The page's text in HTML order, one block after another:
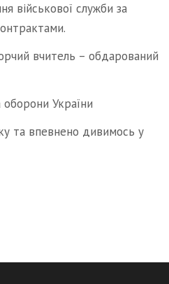
військової служби за
вчитель – обдарований
України
та впевнено дивимось у